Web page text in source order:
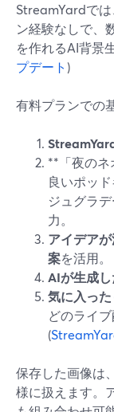
StreamYardで
ン経験なしで、
を作れるAI背景
プデート )
有料プランでの
**「夜のネ
良いポッ
ジュグラ
力。
アイデア
案を活用。
AIが生成
気に入っ
どのライ
(
保存した画像は
様に扱えます。